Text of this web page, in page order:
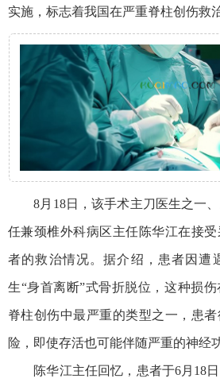
实施，标志着我国在严重脊柱创伤救
8月18日，该手术主刀医生之一、
任兼颈椎外科病区主任陈华江在接
者的救治情况。据介绍，患者因遭
生“身首离断”式骨折脱位，这种损
脊柱创伤中最严重的类型之一，患
险，即使存活也可能伴随严重的神经
陈华江主任回忆，患者于6月18日